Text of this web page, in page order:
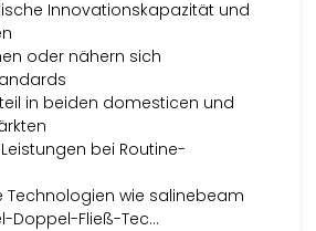
Innovationskapazität und
oder nähern sich
in beiden domesticen und
bei Routine-
Technologien wie salinebeam
Doppel-Fließ-Tec…